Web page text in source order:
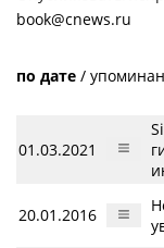
book@cnews.ru
по дате /
01.03.2021
20.01.2016